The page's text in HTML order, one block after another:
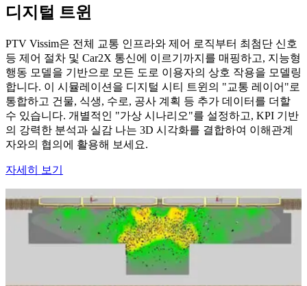
디지털 트윈
PTV Vissim은 전체 교통 인프라와 제어 로직부터 최첨단 신호
등 제어 절차 및 Car2X 통신에 이르기까지를 매핑하고, 지능형
행동 모델을 기반으로 모든 도로 이용자의 상호 작용을 모델링
합니다. 이 시뮬레이션을 디지털 시티 트윈의 "교통 레이어"로
통합하고 건물, 식생, 수로, 공사 계획 등 추가 데이터를 더할
수 있습니다. 개별적인 "가상 시나리오"를 설정하고, KPI 기반
의 강력한 분석과 실감 나는 3D 시각화를 결합하여 이해관계
자와의 협의에 활용해 보세요.
자세히 보기